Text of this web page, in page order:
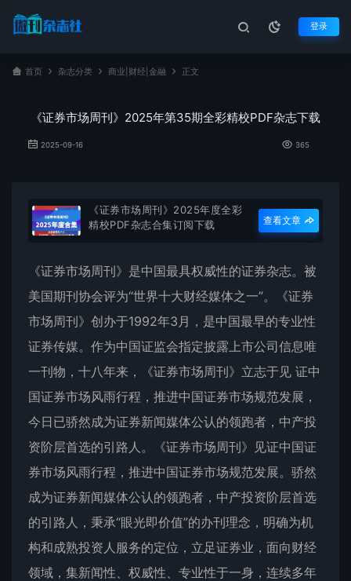
登录
首页 杂志分类 商业|财经|金融 正文
《证券市场周刊》2025年第35期全彩精校PDF杂志下载
2025-09-16 365
《证券市场周刊》2025年度全彩
精校PDF杂志合集订阅下载
查看文章
《证券市场周刊》是中国最具权威性的证券杂志。被
美国期刊协会评为“世界十大财经媒体之一”。《证券
市场周刊》创办于1992年3月，是中国最早的专业性
证券传媒。作为中国证监会指定披露上市公司信息唯
一刊物，十八年来，《证券市场周刊》立志于见 证中
国证券市场风雨行程，推进中国证券市场规范发展，
今日已骄然成为证券新闻媒体公认的领跑者，中产投
资阶层首选的引路人。《证券市场周刊》见证中国证
券市场风雨行程，推进中国证券市场规范发展。骄然
成为证券新闻媒体公认的领跑者，中产投资阶层首选
的引路人，秉承“眼光即价值”的办刊理念，明确为机
构和成熟投资人服务的定位，立足证券业，面向财经
领域，集新闻性、权威性、专业性于一身，连续多年